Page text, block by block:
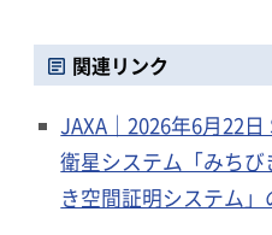
関連リンク
JAXA｜2026年6月22
衛星システム「みち
き空間証明システム